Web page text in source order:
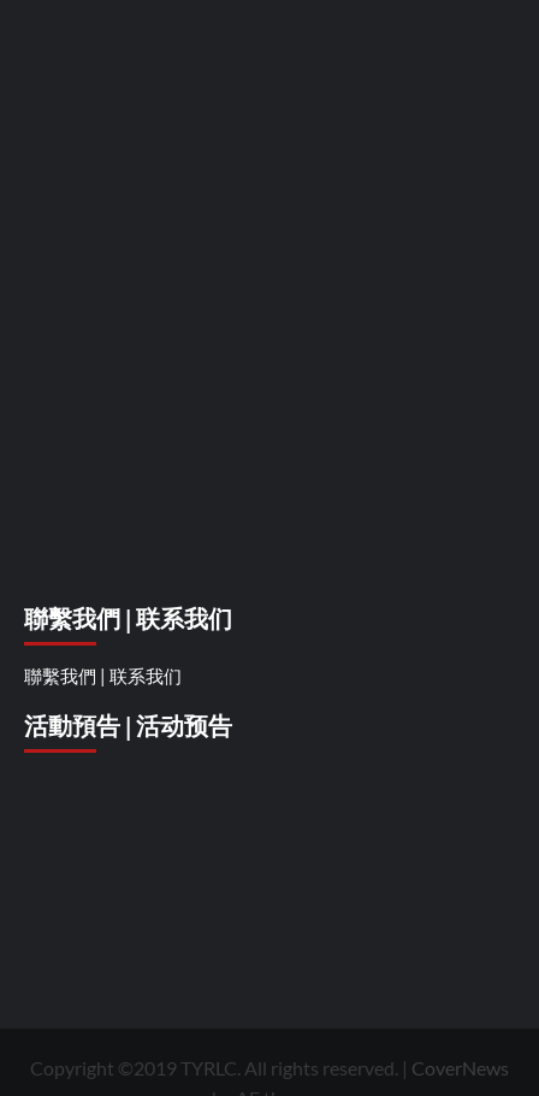
聯繫我們 | 联系我们
聯繫我們 | 联系我们
活動預告 | 活动预告
Copyright ©2019 TYRLC. All rights reserved. | CoverNews